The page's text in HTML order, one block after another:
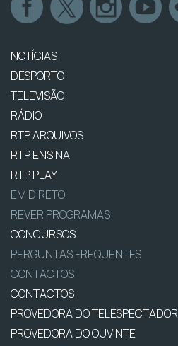
NOTÍCIAS
DESPORTO
TELEVISÃO
RÁDIO
RTP ARQUIVOS
RTP ENSINA
RTP PLAY
EM DIRETO
REVER PROGRAMAS
CONCURSOS
PERGUNTAS FREQUENTES
CONTACTOS
CONTACTOS
PROVEDORA DO TELESPECTADOR
PROVEDORA DO OUVINTE